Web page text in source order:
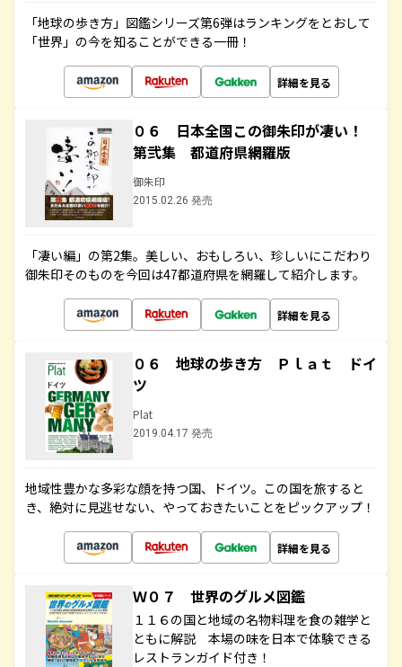
「地球の歩き方」図鑑シリーズ第6弾はランキングをとおして
「世界」の今を知ることができる一冊！
詳細を見る
０６ 日本全国この御朱印が凄い！
第弐集 都道府県網羅版
御朱印
2015.02.26 発売
「凄い編」の第2集。美しい、おもしろい、珍しいにこだわり
御朱印そのものを今回は47都道府県を網羅して紹介します。
詳細を見る
０６ 地球の歩き方 Ｐｌａｔ ドイ
ツ
Plat
2019.04.17 発売
地域性豊かな多彩な顔を持つ国、ドイツ。この国を旅すると
き、絶対に見逃せない、やっておきたいことをピックアップ！
詳細を見る
Ｗ０７ 世界のグルメ図鑑
１１６の国と地域の名物料理を食の雑学と
ともに解説 本場の味を日本で体験できる
レストランガイド付き！